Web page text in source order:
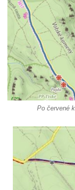
Po červené